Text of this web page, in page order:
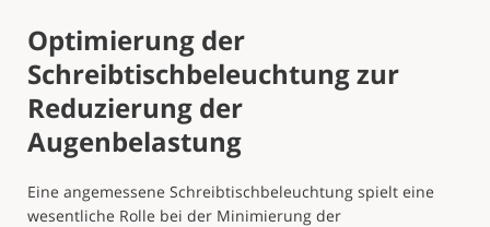
Optimierung der
Schreibtischbeleuchtung zur
Reduzierung der
Augenbelastung
Eine angemessene Schreibtischbeleuchtung spielt eine
wesentliche Rolle bei der Minimierung der